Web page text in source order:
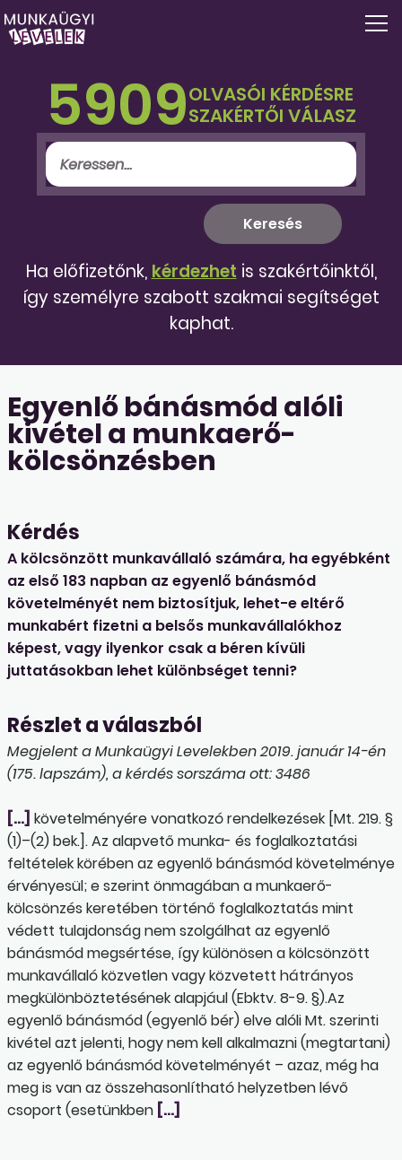
5909OLVASÓI KÉRDÉSRE
SZAKÉRTŐI VÁLASZ
Ha előfizetőnk, kérdezhet is szakértőinktől,
így személyre szabott szakmai segítséget
kaphat.
Egyenlő bánásmód alóli
kivétel a munkaerő-
kölcsönzésben
Kérdés
A kölcsönzött munkavállaló számára, ha egyébként
az első 183 napban az egyenlő bánásmód
követelményét nem biztosítjuk, lehet-e eltérő
munkabért fizetni a belsős munkavállalókhoz
képest, vagy ilyenkor csak a béren kívüli
juttatásokban lehet különbséget tenni?
Részlet a válaszból
Megjelent a Munkaügyi Levelekben 2019. január 14-én
(175. lapszám), a kérdés sorszáma ott: 3486
[…] követelményére vonatkozó rendelkezések [Mt. 219. §
(1)–(2) bek.]. Az alapvető munka- és foglalkoztatási
feltételek körében az egyenlő bánásmód követelménye
érvényesül; e szerint önmagában a munkaerő-
kölcsönzés keretében történő foglalkoztatás mint
védett tulajdonság nem szolgálhat az egyenlő
bánásmód megsértése, így különösen a kölcsönzött
munkavállaló közvetlen vagy közvetett hátrányos
megkülönböztetésének alapjául (Ebktv. 8-9. §).Az
egyenlő bánásmód (egyenlő bér) elve alóli Mt. szerinti
kivétel azt jelenti, hogy nem kell alkalmazni (megtartani)
az egyenlő bánásmód követelményét – azaz, még ha
meg is van az összehasonlítható helyzetben lévő
csoport (esetünkben […]